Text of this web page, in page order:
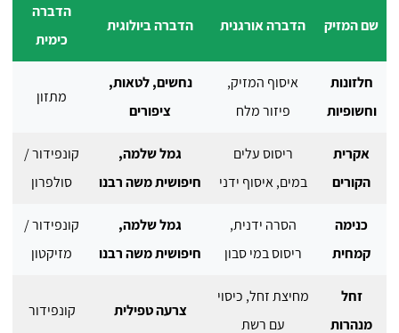
שם המזיק הדברה אורגנית הדברה ביולוגית
הדברה
כימית
חלזונות
וחשופיות
איסוף המזיק,
פיזור מלח
נחשים, לטאות,
ציפורים
מתזון
אקרית
הקורים
ריסוס עלים
במים, איסוף ידני
גמל שלמה,
חיפושית משה רבנו
קונפידור /
סולפרון
כנימה
קמחית
הסרה ידנית,
ריסוס במי סבון
גמל שלמה,
חיפושית משה רבנו
קונפידור /
מזיקטון
זחל
מנהרות
מחיצת זחל, כיסוי
עם רשת
צרעה טפילית קונפידור